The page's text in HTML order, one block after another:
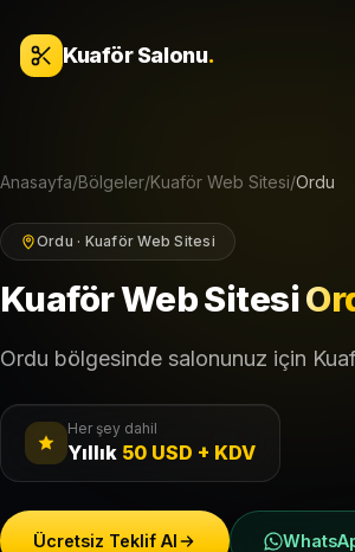
Kuaför Salonu.
Anasayfa/Bölgeler/Kuaför Web Sitesi/Ordu
Ordu · Kuaför Web Sitesi
Kuaför Web Sitesi
Ordu bölgesinde salonunuz için
Her şey dahil
Yıllık 50 USD + KDV
Ücretsiz Teklif Al